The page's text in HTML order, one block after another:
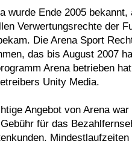
wurde Ende 2005
Verwertungsrechte der
Die Arena Sport
das bis August 2007
Arena betrieben
Unity Media.
Angebot von Arena
für das